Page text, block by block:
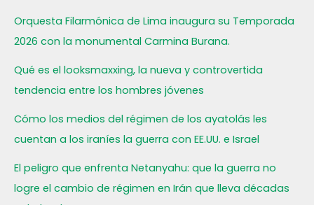
Orquesta Filarmónica de Lima inaugura su Temporada
2026 con la monumental Carmina Burana.
Qué es el looksmaxxing, la nueva y controvertida
tendencia entre los hombres jóvenes
Cómo los medios del régimen de los ayatolás les
cuentan a los iraníes la guerra con EE.UU. e Israel
El peligro que enfrenta Netanyahu: que la guerra no
logre el cambio de régimen en Irán que lleva décadas